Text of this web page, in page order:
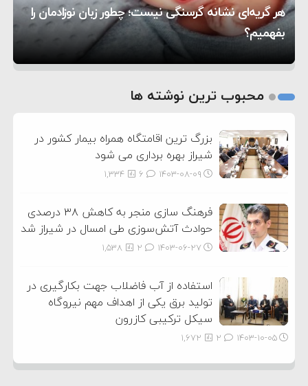
سختی خواهند گرفت
سنتکام پایان تجاوز جدید به ایران را اعلام کرد
۶:۰۵
هر گریه‌ای نشانه گرسنگی نیست؛ چطور زبان نوزادمان را
بفهمیم؟
تغذیه پدر می‌تواند بر سلامت نوزاد تأثیر بگذارد
روی دیگر زندگی
2
محبوب ترین نوشته ها
بزرگ ترین اقامتگاه همراه بیمار کشور در
شیراز بهره برداری می شود
۱۴۰۳-۰۸-۰۹ 1,334
فرهنگ سازی منجر به کاهش ۳۸ درصدی
حوادث آتش‌سوزی طی امسال در شیراز شد
۱۴۰۳-۰۶-۲۷ 1,538
استفاده از آب فاضلاب جهت بکارگیری در
تولید برق یکی از اهداف مهم نیروگاه
سیکل ترکیبی کازرون
۱۴۰۳-۱۰-۰۵ 1,672